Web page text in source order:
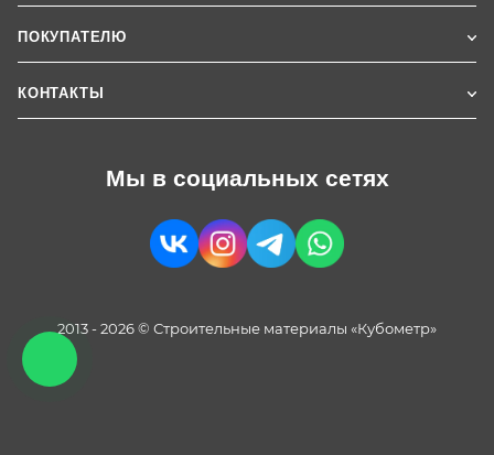
ПОКУПАТЕЛЮ
КОНТАКТЫ
Мы в социальных сетях
2013 - 2026 © Строительные материалы «Кубометр»